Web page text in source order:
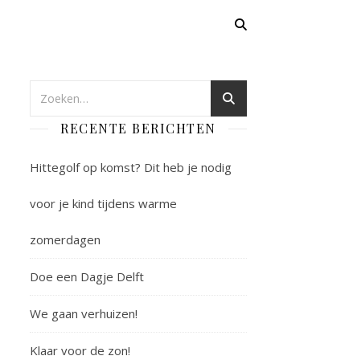
RECENTE BERICHTEN
Hittegolf op komst? Dit heb je nodig
voor je kind tijdens warme
zomerdagen
Doe een Dagje Delft
We gaan verhuizen!
Klaar voor de zon!